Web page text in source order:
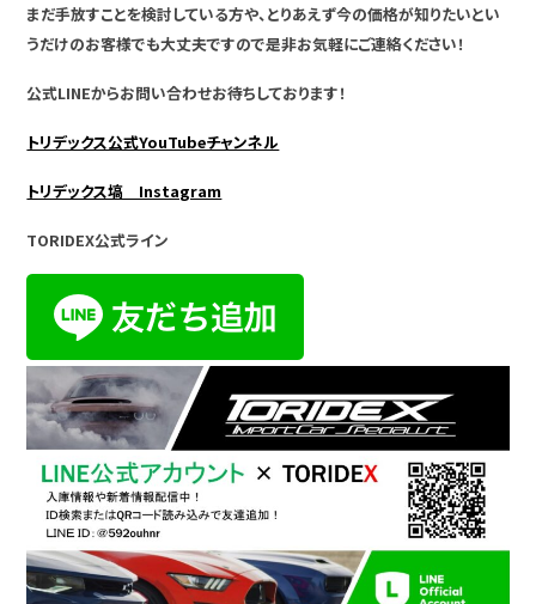
まだ手放すことを検討している方や、とりあえず今の価格が知りたいとい
うだけのお客様でも大丈夫ですので是非お気軽にご連絡ください！
公式LINEからお問い合わせお待ちしております！
トリデックス公式YouTubeチャンネル
トリデックス塙 Instagram
TORIDEX公式ライン